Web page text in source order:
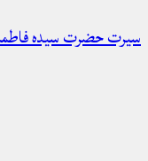
سیرت حضرت سیدہ فاطمہ